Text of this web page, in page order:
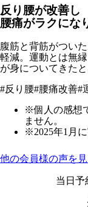
反り腰が改善し
腰痛がラクにな
腹筋と背筋がつい
軽減。運動とは無
が身についてきたと
#反り腰#腰痛改善#
※個人の感想
ません。
※2025年1月
他の会員様の声を見
当日予